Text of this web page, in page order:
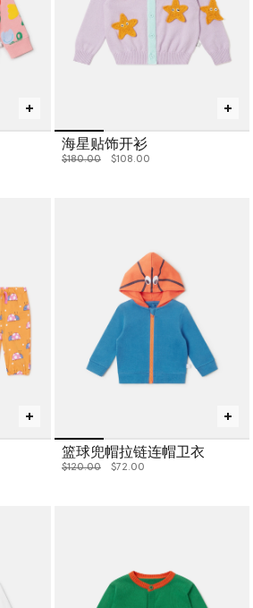
海星贴饰开衫
价格从
$180.00下降至
$108.00
篮球兜帽拉链连帽卫衣
价格从
$120.00下降至
$72.00